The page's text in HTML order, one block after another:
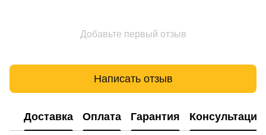
Добавьте первый отзыв
Написать отзыв
Доставка Оплата Гарантия Консультация